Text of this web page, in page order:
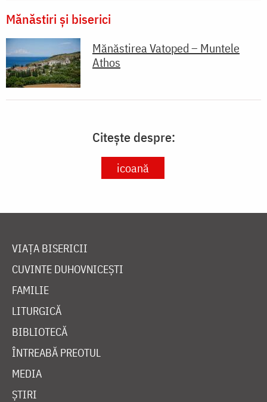
Mănăstiri și biserici
Mănăstirea Vatoped – Muntele
Athos
Citește despre:
icoană
VIAȚA BISERICII
CUVINTE DUHOVNICEȘTI
FAMILIE
LITURGICĂ
BIBLIOTECĂ
ÎNTREABĂ PREOTUL
MEDIA
ȘTIRI